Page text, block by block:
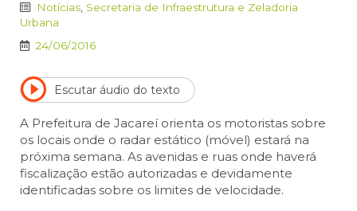
Notícias Secretaria de Infraestrutura e Zeladoria
Urbana
24/06/2016
Escutar áudio do texto
A Prefeitura de Jacareí orienta os motoristas sobre
os locais onde o radar estático (móvel) estará na
próxima semana. As avenidas e ruas onde haverá
fiscalização estão autorizadas e devidamente
identificadas sobre os limites de velocidade.